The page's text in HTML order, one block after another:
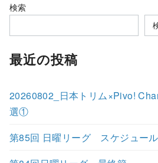
検索
最近の投稿
20260802_日本トリム×Pivo!
選①
第85回 日曜リーグ スケジュール